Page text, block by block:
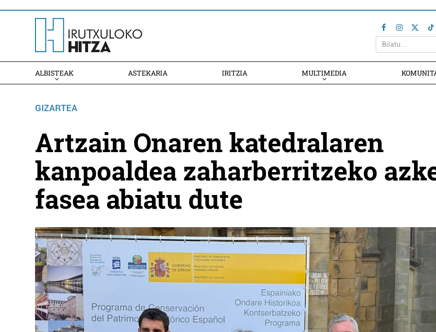
ALBISTEAK ASTEKARIA IRITZIA MULTIMEDIA
GIZARTEA
Artzain Onaren katedralaren
kanpoaldea zaharberritzeko
fasea abiatu dute